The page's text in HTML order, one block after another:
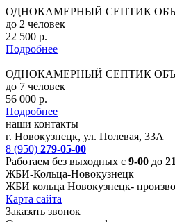
ОДНОКАМЕРНЫЙ СЕПТИК
до 2 человек
22 500 р.
Подробнее
ОДНОКАМЕРНЫЙ СЕПТИК
до 7 человек
56 000 р.
Подробнее
наши контакты
г. Новокузнецк, ул. Полевая, 33А
8 (950) 279-05-00
Работаем без выходных с 9-00 до
ЖБИ-Кольца-Новокузнецк
ЖБИ кольца Новокузнецк-
Карта сайта
Заказать звонок